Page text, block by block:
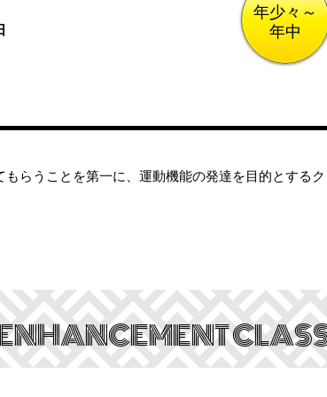
もらうことを第一に、運動機能の発達を目的とするク
年少々～
年中